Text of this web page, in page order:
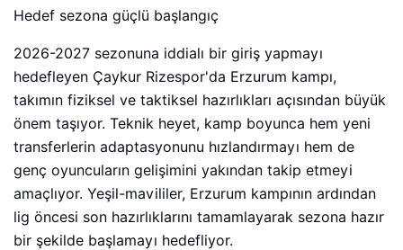
Hedef sezona güçlü başlangıç
2026-2027 sezonuna iddialı bir giriş yapmayı
hedefleyen Çaykur Rizespor'da Erzurum kampı,
takımın fiziksel ve taktiksel hazırlıkları açısından büyük
önem taşıyor. Teknik heyet, kamp boyunca hem yeni
transferlerin adaptasyonunu hızlandırmayı hem de
genç oyuncuların gelişimini yakından takip etmeyi
amaçlıyor. Yeşil-mavililer, Erzurum kampının ardından
lig öncesi son hazırlıklarını tamamlayarak sezona hazır
bir şekilde başlamayı hedefliyor.